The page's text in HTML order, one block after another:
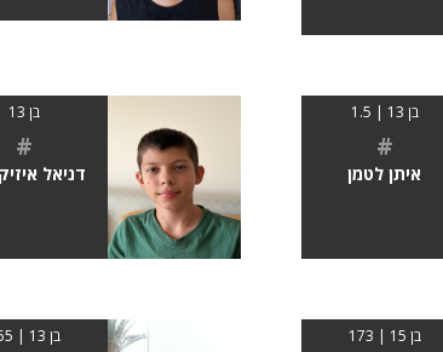
בן 13 | 1.5
#
איתן לטמן
בן 13
#
דניאל
בן 15 | 173 בן 13 | 155